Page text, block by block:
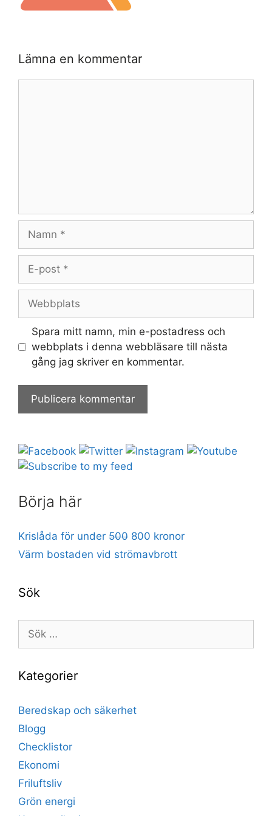
Lämna en kommentar
post
Spara mitt namn, min e-postadress och
webbplats i denna webbläsare till nästa
gång jag skriver en kommentar.
Börja här
Krislåda för under 500 800 kronor
Värm bostaden vid strömavbrott
Sök
Sök
efter:
Kategorier
Beredskap och säkerhet
Blogg
Checklistor
Ekonomi
Friluftsliv
Grön energi